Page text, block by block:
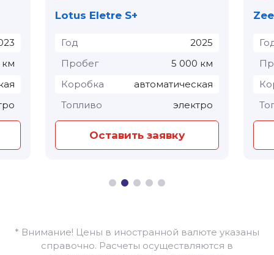
км
Lotus Eletre S+
Год
2025
Пробег
5 000 км
Коробка
автоматическая
Топливо
электро
Оставить заявку
* Внимание! Цены в иностранной валюте указаны
справочно. Расчеты осуществляются в